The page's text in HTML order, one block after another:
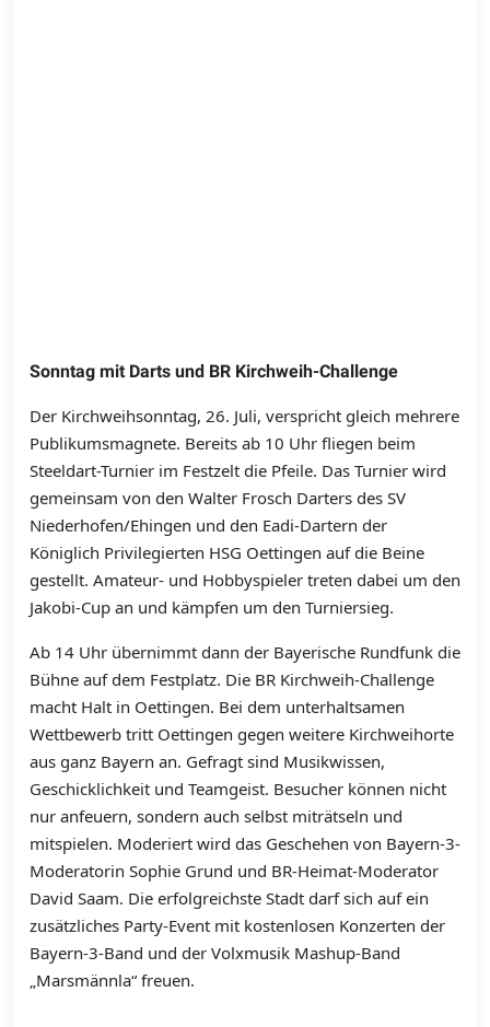
Sonntag mit Darts und BR Kirchweih-Challenge
Der Kirchweihsonntag, 26. Juli, verspricht gleich mehrere
Publikumsmagnete. Bereits ab 10 Uhr fliegen beim
Steeldart-Turnier im Festzelt die Pfeile. Das Turnier wird
gemeinsam von den Walter Frosch Darters des SV
Niederhofen/Ehingen und den Eadi-Dartern der
Königlich Privilegierten HSG Oettingen auf die Beine
gestellt. Amateur- und Hobbyspieler treten dabei um den
Jakobi-Cup an und kämpfen um den Turniersieg.
Ab 14 Uhr übernimmt dann der Bayerische Rundfunk die
Bühne auf dem Festplatz. Die BR Kirchweih-Challenge
macht Halt in Oettingen. Bei dem unterhaltsamen
Wettbewerb tritt Oettingen gegen weitere Kirchweihorte
aus ganz Bayern an. Gefragt sind Musikwissen,
Geschicklichkeit und Teamgeist. Besucher können nicht
nur anfeuern, sondern auch selbst miträtseln und
mitspielen. Moderiert wird das Geschehen von Bayern-3-
Moderatorin Sophie Grund und BR-Heimat-Moderator
David Saam. Die erfolgreichste Stadt darf sich auf ein
zusätzliches Party-Event mit kostenlosen Konzerten der
Bayern-3-Band und der Volxmusik Mashup-Band
„Marsmännla“ freuen.